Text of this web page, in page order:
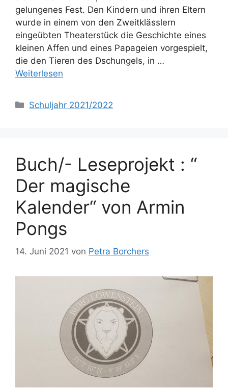
gelungenes Fest. Den Kindern und ihren Eltern
wurde in einem von den Zweitklässlern
eingeübten Theaterstück die Geschichte eines
kleinen Affen und eines Papageien vorgespielt,
die den Tieren des Dschungels, in …
Weiterlesen
Kategorien
Schuljahr 2021/2022
Buch/- Leseprojekt : “
Der magische
Kalender“ von Armin
Pongs
14. Juni 2021 von Petra Borchers